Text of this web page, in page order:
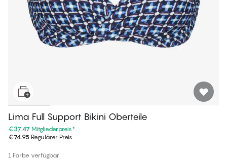
Lima Full Support Bikini Oberteile
€37.47 Mitgliederpreis*
€74.95 Regulärer Preis
1 Farbe verfügbar